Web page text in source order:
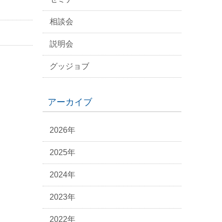
相談会
説明会
グッジョブ
アーカイブ
2026年
2025年
2024年
2023年
2022年